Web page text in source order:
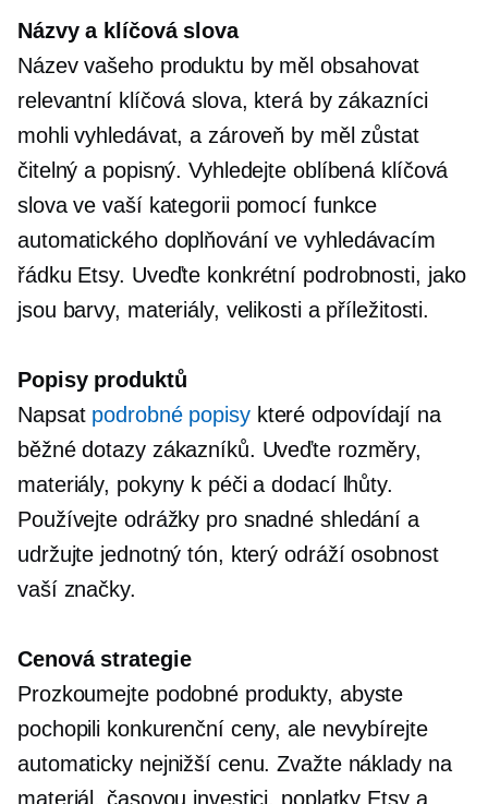
Názvy a klíčová slova
Název vašeho produktu by měl obsahovat
relevantní klíčová slova, která by zákazníci
mohli vyhledávat, a zároveň by měl zůstat
čitelný a popisný. Vyhledejte oblíbená klíčová
slova ve vaší kategorii pomocí funkce
automatického doplňování ve vyhledávacím
řádku Etsy. Uveďte konkrétní podrobnosti, jako
jsou barvy, materiály, velikosti a příležitosti.
Popisy produktů
Napsat podrobné popisykteré odpovídají na
běžné dotazy zákazníků. Uveďte rozměry,
materiály, pokyny k péči a dodací lhůty.
Používejte odrážky pro snadné shledání a
udržujte jednotný tón, který odráží osobnost
vaší značky.
Cenová strategie
Prozkoumejte podobné produkty, abyste
pochopili konkurenční ceny, ale nevybírejte
automaticky nejnižší cenu. Zvažte náklady na
materiál, časovou investici, poplatky Etsy a